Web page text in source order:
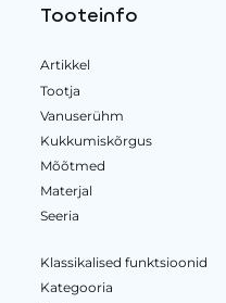
Tooteinfo
Artikkel
Tootja
Vanuserühm
Kukkumiskõrgus
Mõõtmed
Materjal
Seeria
Klassikalised funktsioonid
Kategooria